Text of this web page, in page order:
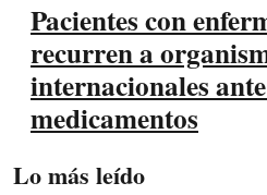
Pacientes con
recurren a
internacionales
medicamentos
Lo más leído